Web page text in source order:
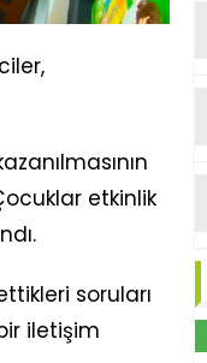
etkinlik
soruları
iletişim